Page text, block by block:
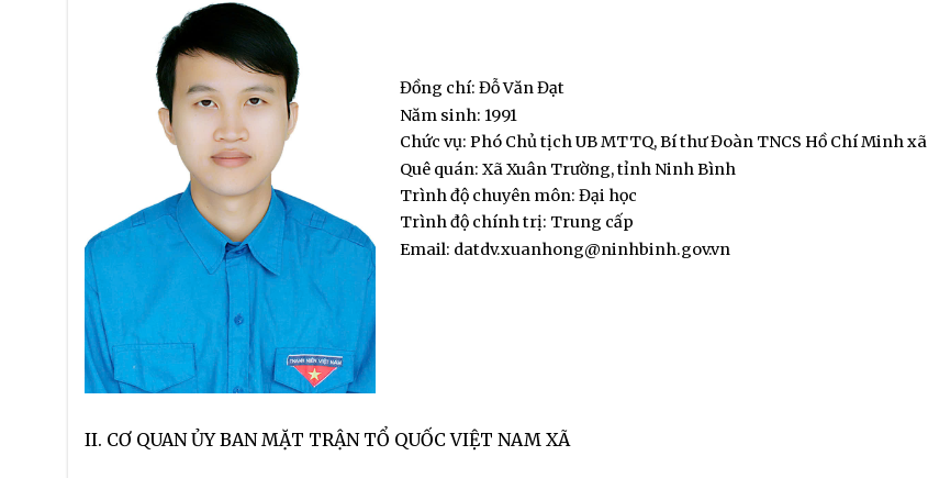
Đồng chí: Đỗ Văn Đạt
Năm sinh: 1991
Chức vụ: Phó Chủ tịch UB MTTQ, Bí thư Đoàn TNCS Hồ Chí Minh xã
Quê quán: Xã Xuân Trường, tỉnh Ninh Bình
Trình độ chuyên môn: Đại học
Trình độ chính trị: Trung cấp
Email: datdv.xuanhong@ninhbinh.gov.vn
II. CƠ QUAN ỦY BAN MẶT TRẬN TỔ QUỐC VIỆT NAM XÃ